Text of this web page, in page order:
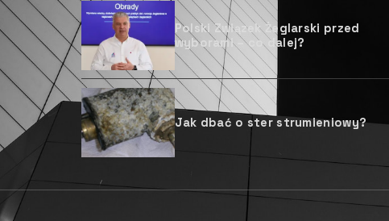
Polski Związek Żeglarski przed
wyborami – co dalej?
Jak dbać o ster strumieniowy?